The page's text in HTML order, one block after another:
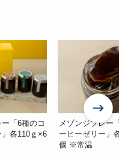
「6種のコ
各110ｇ×6
メゾンジブレー
ーヒーゼリー」
個 ※常温